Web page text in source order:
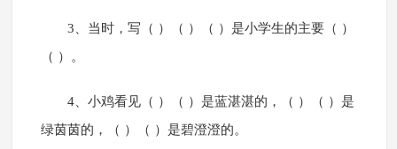
3、当时，写（ ）（ ）（ ）是小学生的主要（ ）
（ ）。
4、小鸡看见（ ）（ ）是蓝湛湛的，（ ）（ ）是
绿茵茵的，（ ）（ ）是碧澄澄的。